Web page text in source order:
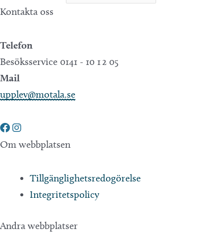
Kontakta oss
Telefon
Besöksservice 0141 - 10 1 2 05
Mail
upplev@motala.se
Om webbplatsen
Tillgänglighetsredogörelse
Integritetspolicy
Andra webbplatser